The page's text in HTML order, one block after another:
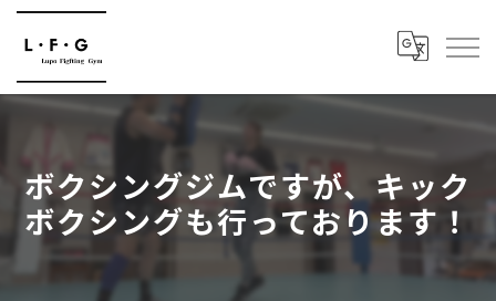
ボクシングジムですが、キック
ボクシングも行っております！